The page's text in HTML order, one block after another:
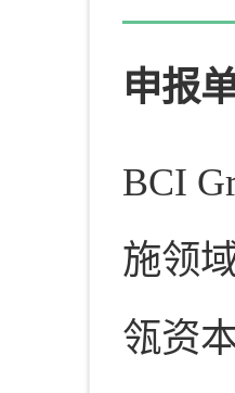
申报
BCI
施领
瓴资